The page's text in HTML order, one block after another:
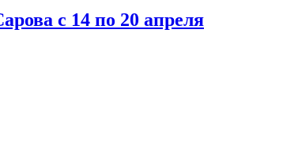
с 14 по 20 апреля